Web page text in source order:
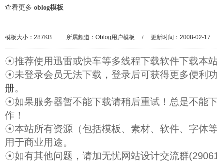
查看更多 oblog模板
模板大小：287KB 所属频道： Oblog用户模板 / 更新时间：2008-02-17
☉推荐使用迅雷或快车等多线程下载软件下载本
☉未登录会员无法下载，登录后可获得更多便利
册。
☉如果服务器暂不能下载请稍后重试！总是不能
作！
☉本站所有资源（包括模板、素材、软件、字体
用于商业用途。
☉如有其他问题，请加无忧网站设计交流群